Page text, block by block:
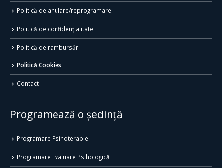
Politică de anulare/reprogramare
Politică de confidențialitate
Politică de rambursări
Politică Cookies
Contact
Programează o ședință
Programare Psihoterapie
Programare Evaluare Psihologică